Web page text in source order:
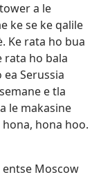
a le
ke se ke qalile
Ke rata ho bua
rata ho bala
Serussia
e tla
le makasine
hona hoo.
Moscow